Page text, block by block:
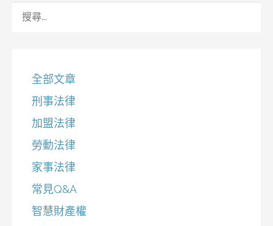
全部文章
刑事法律
加盟法律
勞動法律
家事法律
常見Q&A
智慧財產權